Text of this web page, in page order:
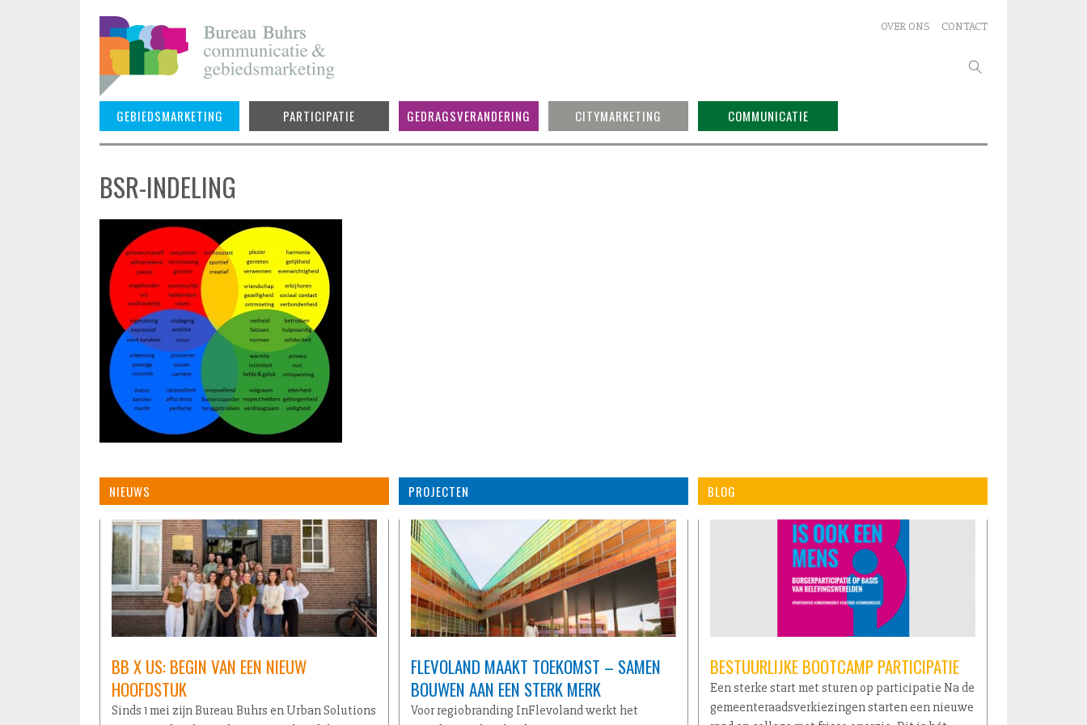
Skip
to
content
OVER ONS CONTACT
GEBIEDSMARKETING PARTICIPATIE GEDRAGSVERANDERING CITYMARKETING COMMUNICATIE
BSR-INDELING
NIEUWS
BB X US: BEGIN VAN EEN NIEUW
HOOFDSTUK
Sinds 1 mei zijn Bureau Buhrs en Urban Solutions
PROJECTEN
FLEVOLAND MAAKT TOEKOMST – SAMEN
BOUWEN AAN EEN STERK MERK
Voor regiobranding InFlevoland werkt het
BLOG
BESTUURLIJKE BOOTCAMP PARTICIPATIE
Een sterke start met sturen op participatie Na de
gemeenteraadsverkiezingen starten een nieuwe